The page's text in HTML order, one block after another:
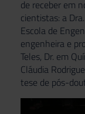
de receber em
cientistas: a
Escola de
engenheira e
Teles, Dr. em
Cláudia
tese de pós-